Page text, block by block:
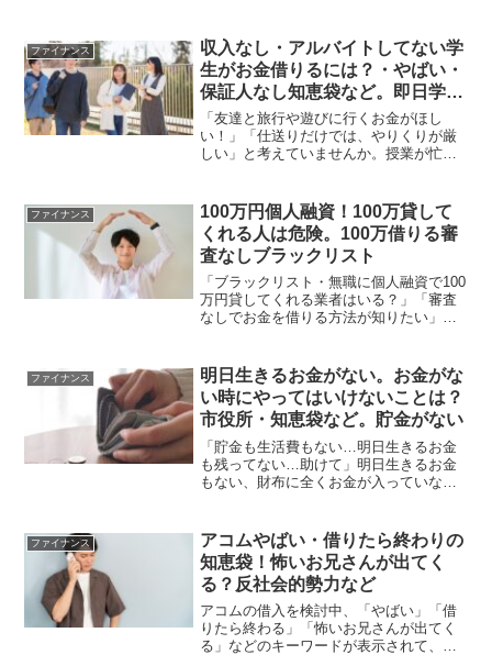
ーンは金利が高く、滞納してしまうと信
用情報に傷がつく...
ファイナンス
収入なし・アルバイトしてない学
生がお金借りるには？・やばい・
保証人なし知恵袋など。即日学生
ローンでお金借りる。マルイなど
「友達と旅行や遊びに行くお金がほし
い！」「仕送りだけでは、やりくりが厳
しい」と考えていませんか。授業が忙し
せんよね。このようなとき「カードロー
ンは収入のない学生でも借り...
ファイナンス
100万円個人融資！100万貸して
くれる人は危険。100万借りる審
査なしブラックリスト
「ブラックリスト・無職に個人融資で100
万円貸してくれる業者はいる？」「審査
なしでお金を借りる方法が知りたい」お
ブラックリストや無職の方に個人融資で
100万円貸してくれ...
ファイナンス
明日生きるお金がない。お金がな
い時にやってはいけないことは？
市役所・知恵袋など。貯金がない
「貯金も生活費もない…明日生きるお金
も残ってない…助けて」明日生きるお金
もない、財布に全くお金が入っていない
い、詐欺にあってお金がなくなったな
ど、自分史上最大のピンチに陥っ...
ファイナンス
アコムやばい・借りたら終わりの
知恵袋！怖いお兄さんが出てく
る？反社会的勢力など
アコムの借入を検討中、「やばい」「借
りたら終わる」「怖いお兄さんが出てく
る」などのキーワードが表示されて、不